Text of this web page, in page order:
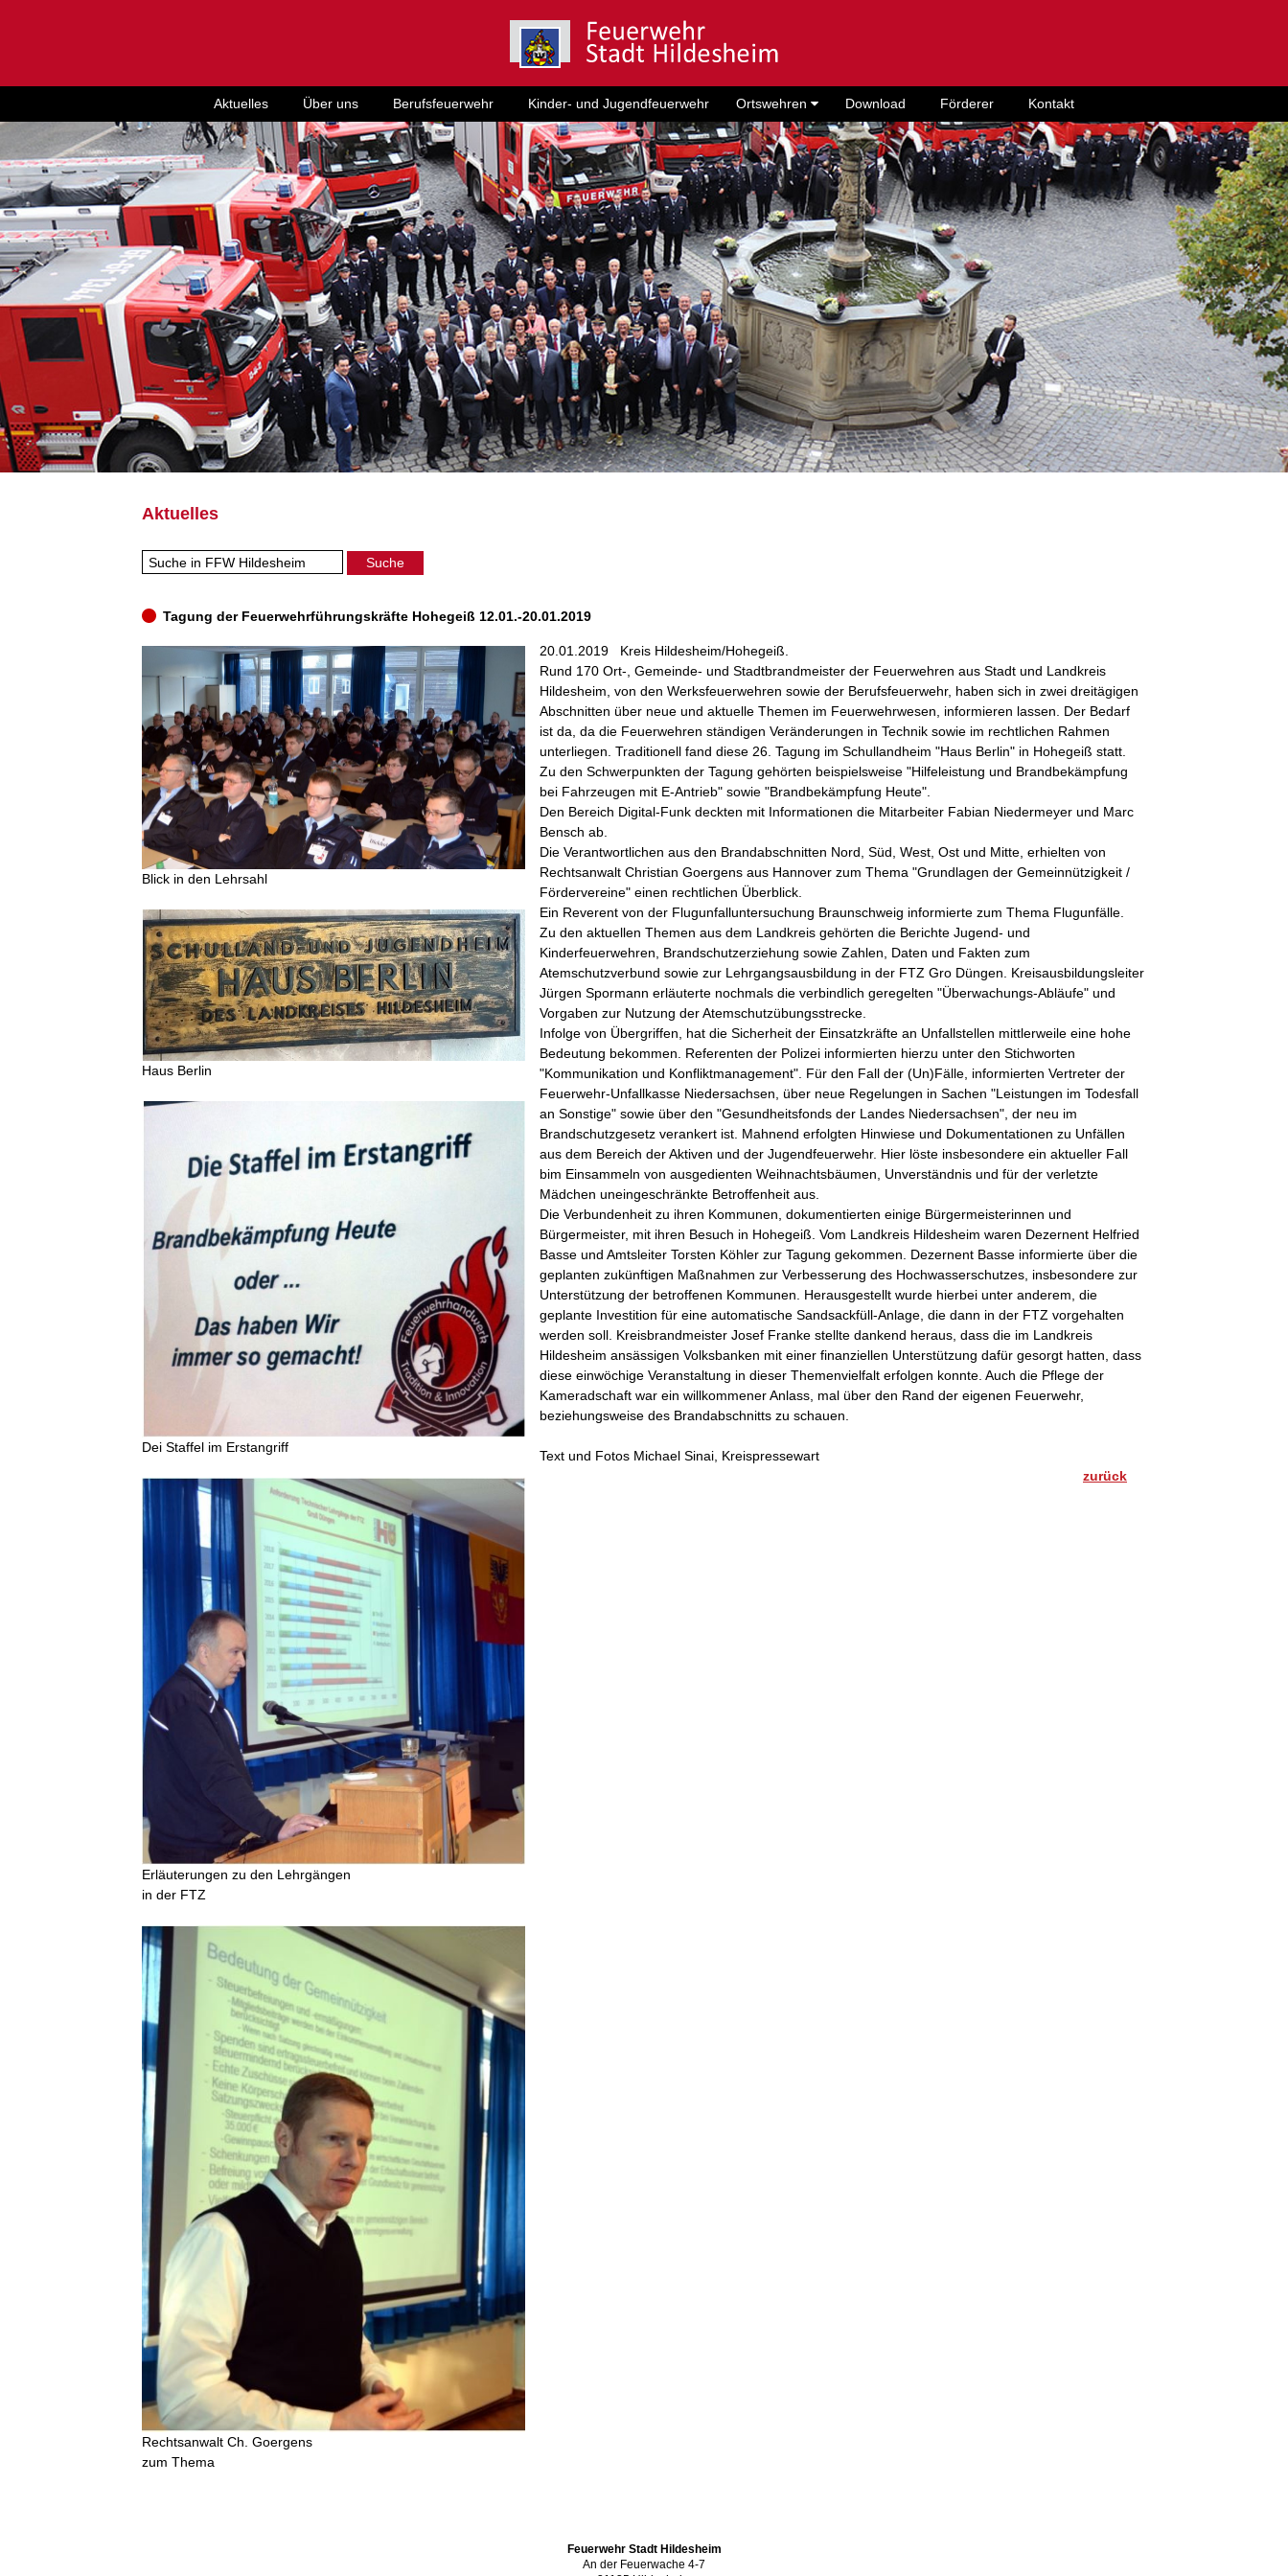
Aktuelles Über uns Berufsfeuerwehr Kinder- und Jugendfeuerwehr Ortswehren Download Förderer Kontakt
Aktuelles
Tagung der Feuerwehrführungskräfte Hohegeiß 12.01.-20.01.2019
Blick in den Lehrsahl
Haus Berlin
Dei Staffel im Erstangriff
Erläuterungen zu den Lehrgängen
in der FTZ
Rechtsanwalt Ch. Goergens
zum Thema
20.01.2019 Kreis Hildesheim/Hohegeiß.
Rund 170 Ort-, Gemeinde- und Stadtbrandmeister der Feuerwehren aus Stadt und Landkreis
Hildesheim, von den Werksfeuerwehren sowie der Berufsfeuerwehr, haben sich in zwei dreitägigen
Abschnitten über neue und aktuelle Themen im Feuerwehrwesen, informieren lassen. Der Bedarf
ist da, da die Feuerwehren ständigen Veränderungen in Technik sowie im rechtlichen Rahmen
unterliegen. Traditionell fand diese 26. Tagung im Schullandheim "Haus Berlin" in Hohegeiß statt.
Zu den Schwerpunkten der Tagung gehörten beispielsweise "Hilfeleistung und Brandbekämpfung
bei Fahrzeugen mit E-Antrieb" sowie "Brandbekämpfung Heute".
Den Bereich Digital-Funk deckten mit Informationen die Mitarbeiter Fabian Niedermeyer und Marc
Bensch ab.
Die Verantwortlichen aus den Brandabschnitten Nord, Süd, West, Ost und Mitte, erhielten von
Rechtsanwalt Christian Goergens aus Hannover zum Thema "Grundlagen der Gemeinnützigkeit /
Fördervereine" einen rechtlichen Überblick.
Ein Reverent von der Flugunfalluntersuchung Braunschweig informierte zum Thema Flugunfälle.
Zu den aktuellen Themen aus dem Landkreis gehörten die Berichte Jugend- und
Kinderfeuerwehren, Brandschutzerziehung sowie Zahlen, Daten und Fakten zum
Atemschutzverbund sowie zur Lehrgangsausbildung in der FTZ Gro Düngen. Kreisausbildungsleiter
Jürgen Spormann erläuterte nochmals die verbindlich geregelten "Überwachungs-Abläufe" und
Vorgaben zur Nutzung der Atemschutzübungsstrecke.
Infolge von Übergriffen, hat die Sicherheit der Einsatzkräfte an Unfallstellen mittlerweile eine hohe
Bedeutung bekommen. Referenten der Polizei informierten hierzu unter den Stichworten
"Kommunikation und Konfliktmanagement". Für den Fall der (Un)Fälle, informierten Vertreter der
Feuerwehr-Unfallkasse Niedersachsen, über neue Regelungen in Sachen "Leistungen im Todesfall
an Sonstige" sowie über den "Gesundheitsfonds der Landes Niedersachsen", der neu im
Brandschutzgesetz verankert ist. Mahnend erfolgten Hinwiese und Dokumentationen zu Unfällen
aus dem Bereich der Aktiven und der Jugendfeuerwehr. Hier löste insbesondere ein aktueller Fall
bim Einsammeln von ausgedienten Weihnachtsbäumen, Unverständnis und für der verletzte
Mädchen uneingeschränkte Betroffenheit aus.
Die Verbundenheit zu ihren Kommunen, dokumentierten einige Bürgermeisterinnen und
Bürgermeister, mit ihren Besuch in Hohegeiß. Vom Landkreis Hildesheim waren Dezernent Helfried
Basse und Amtsleiter Torsten Köhler zur Tagung gekommen. Dezernent Basse informierte über die
geplanten zukünftigen Maßnahmen zur Verbesserung des Hochwasserschutzes, insbesondere zur
Unterstützung der betroffenen Kommunen. Herausgestellt wurde hierbei unter anderem, die
geplante Investition für eine automatische Sandsackfüll-Anlage, die dann in der FTZ vorgehalten
werden soll. Kreisbrandmeister Josef Franke stellte dankend heraus, dass die im Landkreis
Hildesheim ansässigen Volksbanken mit einer finanziellen Unterstützung dafür gesorgt hatten, dass
diese einwöchige Veranstaltung in dieser Themenvielfalt erfolgen konnte. Auch die Pflege der
Kameradschaft war ein willkommener Anlass, mal über den Rand der eigenen Feuerwehr,
beziehungsweise des Brandabschnitts zu schauen.
Text und Fotos Michael Sinai, Kreispressewart
zurück
Feuerwehr Stadt Hildesheim
An der Feuerwache 4-7